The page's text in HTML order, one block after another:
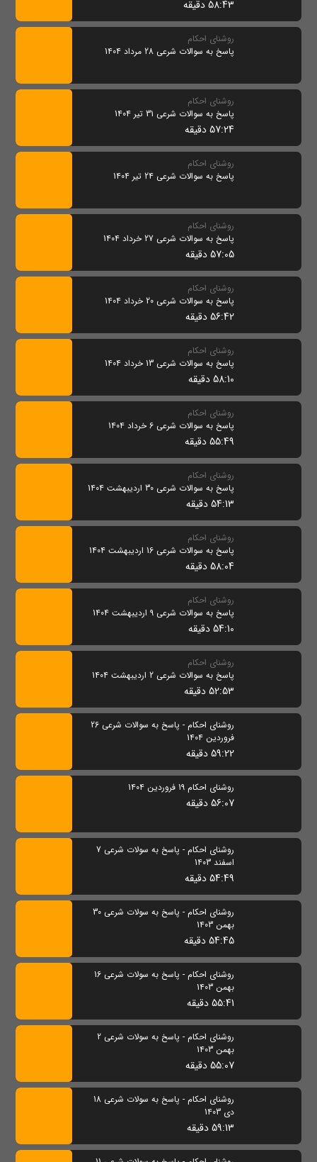
58:43 دقیقه
روشنای احکام
پاسخ به سوالات شرعی 28 مرداد 1404
روشنای احکام
پاسخ به سوالات شرعی 31 تیر 1404
57:24 دقیقه
روشنای احکام
پاسخ به سوالات شرعی 24 تیر 1404
روشنای احکام
پاسخ به سوالات شرعی 27 خرداد 1404
57:05 دقیقه
روشنای احکام
پاسخ به سوالات شرعی 20 خرداد 1404
56:42 دقیقه
روشنای احکام
پاسخ به سوالات شرعی 13 خرداد 1404
58:10 دقیقه
روشنای احکام
پاسخ به سوالات شرعی 6 خرداد 1404
55:49 دقیقه
روشنای احکام
پاسخ به سوالات شرعی 30 اردیبهشت 1404
54:13 دقیقه
روشنای احکام
پاسخ به سوالات شرعی 16 اردیبهشت 1404
58:04 دقیقه
روشنای احکام
پاسخ به سوالات شرعی 9 اردیبهشت 1404
54:10 دقیقه
روشنای احکام
پاسخ به سوالات شرعی 2 اردیبهشت 1404
52:53 دقیقه
روشنای احکام - پاسخ به سوالات شرعی 26
فروردین 1404
59:22 دقیقه
روشنای احکام 19 فروردین 1404
56:07 دقیقه
روشنای احکام - پاسخ به سولات شرعی 7
اسفند 1403
54:49 دقیقه
روشنای احکام - پاسخ به سولات شرعی 30
بهمن 1403
54:45 دقیقه
روشنای احکام - پاسخ به سولات شرعی 16
بهمن 1403
55:41 دقیقه
روشنای احکام - پاسخ به سولات شرعی 2
بهمن 1403
55:07 دقیقه
روشنای احکام - پاسخ به سولات شرعی 18
دی 1403
59:13 دقیقه